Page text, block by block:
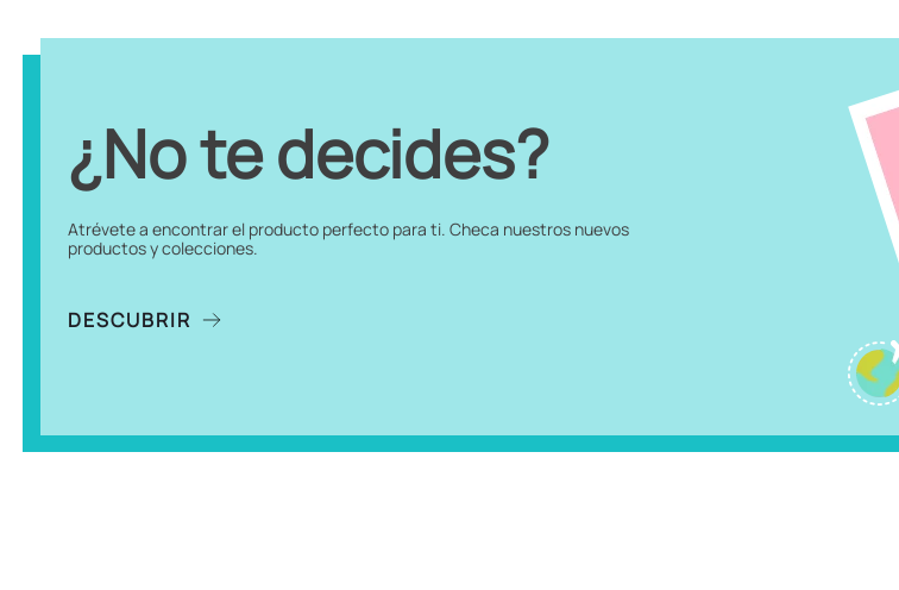
¿No te decides?
Atrévete a encontrar el producto perfecto para ti. Checa nuestros nuevos
productos y colecciones.
DESCUBRIR